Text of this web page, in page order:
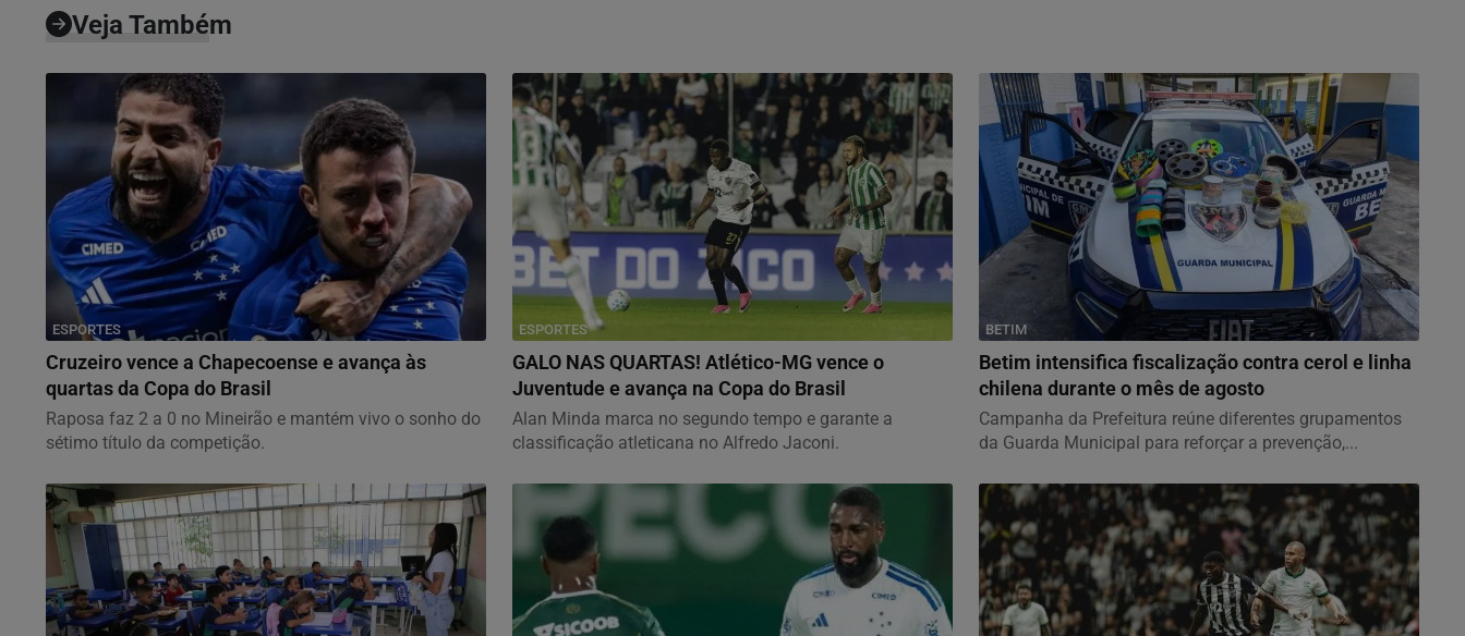
Veja Também
ESPORTES
Cruzeiro vence a Chapecoense e avança às
quartas da Copa do Brasil
Raposa faz 2 a 0 no Mineirão e mantém vivo o sonho do
sétimo título da competição.
ESPORTES
GALO NAS QUARTAS! Atlético-MG vence o
Juventude e avança na Copa do Brasil
Alan Minda marca no segundo tempo e garante a
classificação atleticana no Alfredo Jaconi.
BETIM
Betim intensifica fiscalização contra cerol e linha
chilena durante o mês de agosto
Campanha da Prefeitura reúne diferentes grupamentos
da Guarda Municipal para reforçar a prevenção,...